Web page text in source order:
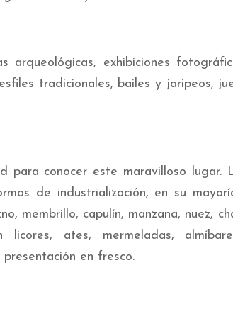
arqueológicas, exhibiciones
tradicionales, bailes y jaripeos,
para conocer este maravilloso lugar.
de industrialización, en su
membrillo, capulín, manzana, nuez,
ates, mermeladas,
en fresco.